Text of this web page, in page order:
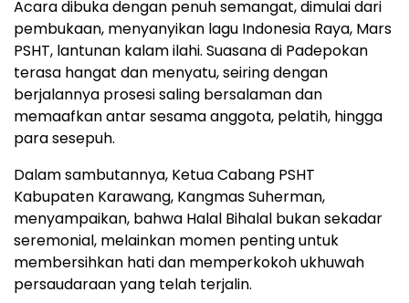
Acara dibuka dengan penuh semangat, dimulai dari
pembukaan, menyanyikan lagu Indonesia Raya, Mars
PSHT, lantunan kalam ilahi. Suasana di Padepokan
terasa hangat dan menyatu, seiring dengan
berjalannya prosesi saling bersalaman dan
memaafkan antar sesama anggota, pelatih, hingga
para sesepuh.
Dalam sambutannya, Ketua Cabang PSHT
Kabupaten Karawang, Kangmas Suherman,
menyampaikan, bahwa Halal Bihalal bukan sekadar
seremonial, melainkan momen penting untuk
membersihkan hati dan memperkokoh ukhuwah
persaudaraan yang telah terjalin.